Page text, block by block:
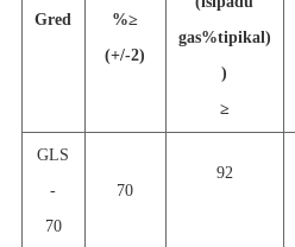
Gred %≥
(+/-2)
gas%tipikal)
)
≥
GLS
-
70
70
92